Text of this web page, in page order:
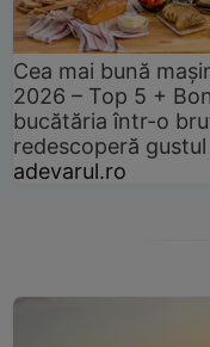
Cea mai bună
2026 – Top 5 +
bucătăria într-o
redescoperă
adevarul.ro